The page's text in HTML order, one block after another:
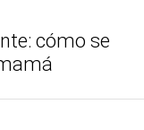
cómo se